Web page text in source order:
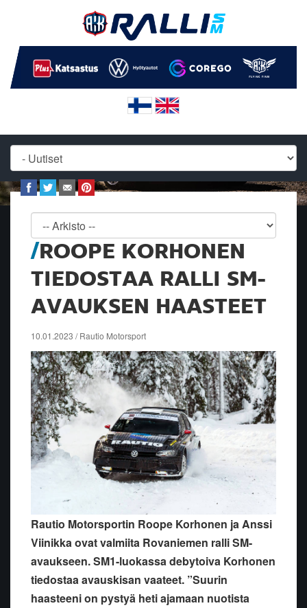
ROOPE KORHONEN
TIEDOSTAA RALLI SM-
AVAUKSEN HAASTEET
10.01.2023 / Rautio Motorsport
Rautio Motorsportin Roope Korhonen ja Anssi
Viinikka ovat valmiita Rovaniemen ralli SM-
avaukseen. SM1-luokassa debytoiva Korhonen
tiedostaa avauskisan vaateet. ”Suurin
haasteeni on pystyä heti ajamaan nuotista